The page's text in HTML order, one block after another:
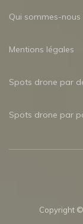
Qui sommes-nous
Mentions légales
Spots drone par
Spots drone par
Copyright